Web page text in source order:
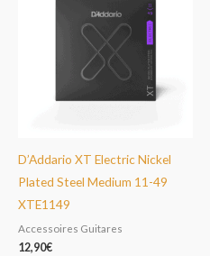
D’Addario XT Electric Nickel
Plated Steel Medium 11-49
XTE1149
Accessoires Guitares
12,90€